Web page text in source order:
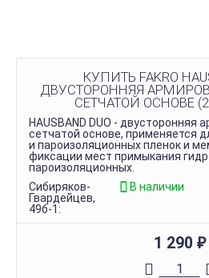
КУПИТЬ FAKRO
ДВУСТОРОННЯЯ
СЕТЧАТОЙ ОСНОВЕ
HAUSBAND DUO - двусторонняя
сетчатой основе, применяется
и пароизоляционных пленок и
фиксации мест примыкания
пароизоляционных.
Сибиряков-
Гвардейцев,
49б-1:
В наличии
1 290 ₽